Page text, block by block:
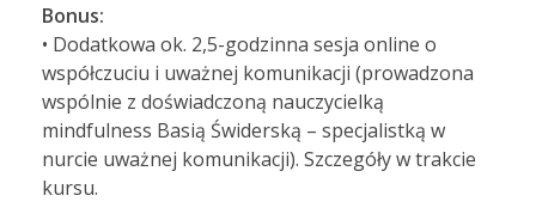
Bonus:
• Dodatkowa ok. 2,5-godzinna sesja online o
współczuciu i uważnej komunikacji (prowadzona
wspólnie z doświadczoną nauczycielką
mindfulness Basią Świderską – specjalistką w
nurcie uważnej komunikacji). Szczegóły w trakcie
kursu.